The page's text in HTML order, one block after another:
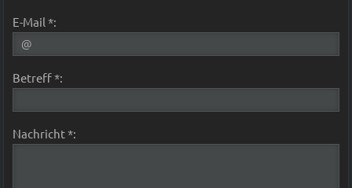
E-Mail *:
Betreff *:
Nachricht *: